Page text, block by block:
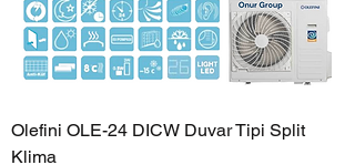
Olefini OLE-24 DICW Duvar Tipi Split
Klima